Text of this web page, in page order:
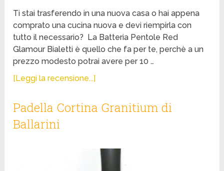
Ti stai trasferendo in una nuova casa o hai appena
comprato una cucina nuova e devi riempirla con
tutto il necessario? La Batteria Pentole Red
Glamour Bialetti è quello che fa per te, perchè a un
prezzo modesto potrai avere per 10 …
[Leggi la recensione...]
Padella Cortina Granitium di
Ballarini